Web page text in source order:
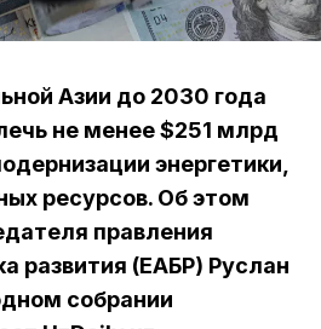
Азии до 2030 года
не менее $251 млрд
энергетики,
ресурсов. Об этом
правления
развития (ЕАБР) Руслан
собрании